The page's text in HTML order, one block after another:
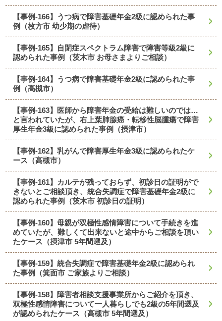
【事例-166】うつ病で障害基礎年金2級に認められた事
例（枚方市 幼少期の虐待）
【事例-165】自閉症スペクトラム障害で障害等級2級に
認められた事例（茨木市 お母さまよりご相談）
【事例-164】うつ病で障害基礎年金2級に認められた事
例（高槻市）
【事例-163】医師から障害年金の受給は難しいのでは…
と言われていたが、右上葉肺腺癌・転移性脳腫瘍で障害
厚生年金3級に認められた事例（摂津市）
【事例-162】乳がんで障害厚生年金3級に認められたケ
ース（高槻市）
【事例-161】カルテが残っておらず、初診日の証明がで
きないとご相談頂き、統合失調症で障害基礎年金2級に
認められた事例（茨木市 初診日の証明）
【事例-160】母親が双極性感情障害について手続きを進
めていたが、難しくて出来ないと途中からご相談を頂い
たケース（摂津市 5年間遡及）
【事例-159】統合失調症で障害基礎年金2級に認められ
た事例（箕面市 ご家族よりご相談）
【事例-158】障害者相談支援事業所からご紹介を頂き、
双極性感情障害について一人暮らしでも2級の5年間遡及
が認められたケース（高槻市 5年間遡及）